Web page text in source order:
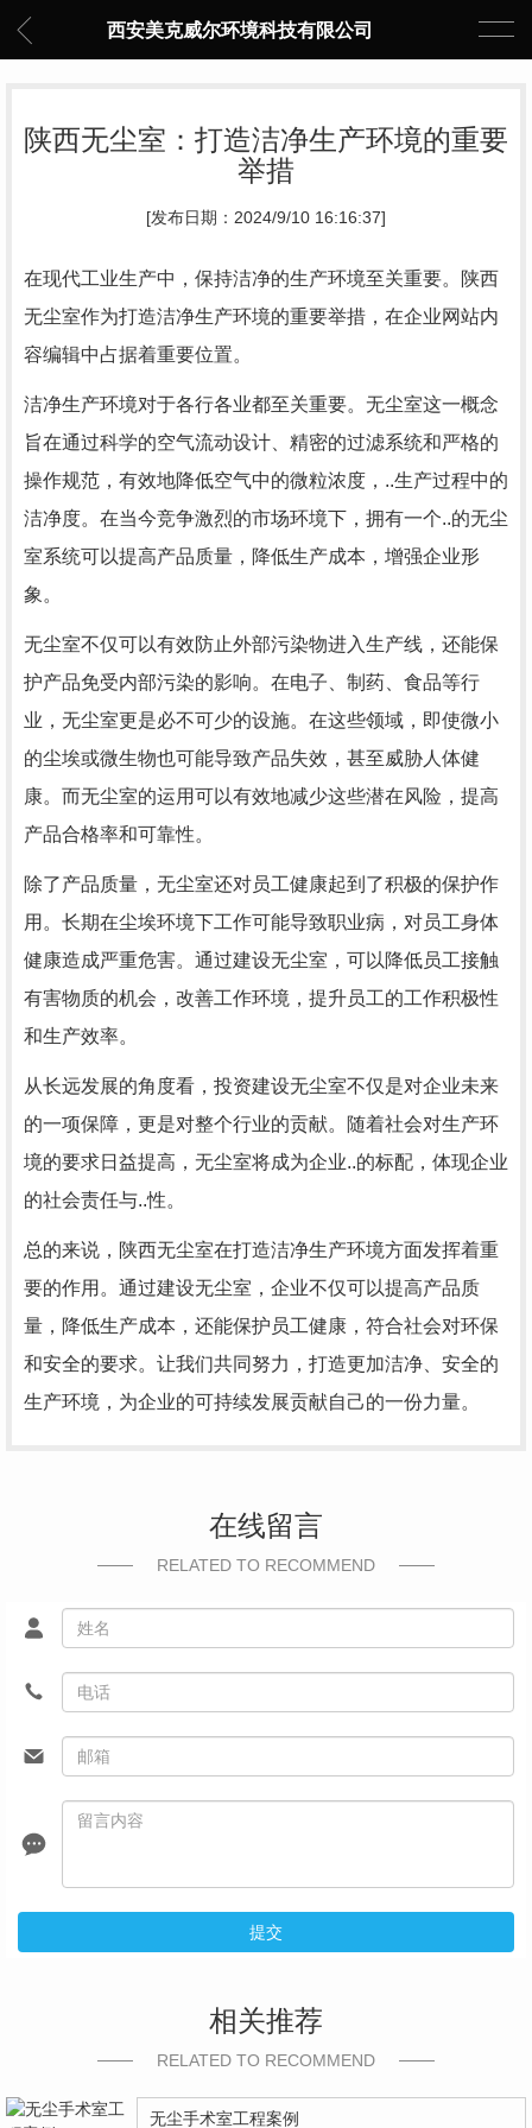
西安美克威尔环境科技有限公司
陕西无尘室：打造洁净生产环境的重要
举措
[发布日期：2024/9/10 16:16:37]
在现代工业生产中，保持洁净的生产环境至关重要。陕西
无尘室作为打造洁净生产环境的重要举措，在企业网站内
容编辑中占据着重要位置。
洁净生产环境对于各行各业都至关重要。无尘室这一概念
旨在通过科学的空气流动设计、精密的过滤系统和严格的
操作规范，有效地降低空气中的微粒浓度，..生产过程中的
洁净度。在当今竞争激烈的市场环境下，拥有一个..的无尘
室系统可以提高产品质量，降低生产成本，增强企业形
象。
无尘室不仅可以有效防止外部污染物进入生产线，还能保
护产品免受内部污染的影响。在电子、制药、食品等行
业，无尘室更是必不可少的设施。在这些领域，即使微小
的尘埃或微生物也可能导致产品失效，甚至威胁人体健
康。而无尘室的运用可以有效地减少这些潜在风险，提高
产品合格率和可靠性。
除了产品质量，无尘室还对员工健康起到了积极的保护作
用。长期在尘埃环境下工作可能导致职业病，对员工身体
健康造成严重危害。通过建设无尘室，可以降低员工接触
有害物质的机会，改善工作环境，提升员工的工作积极性
和生产效率。
从长远发展的角度看，投资建设无尘室不仅是对企业未来
的一项保障，更是对整个行业的贡献。随着社会对生产环
境的要求日益提高，无尘室将成为企业..的标配，体现企业
的社会责任与..性。
总的来说，陕西无尘室在打造洁净生产环境方面发挥着重
要的作用。通过建设无尘室，企业不仅可以提高产品质
量，降低生产成本，还能保护员工健康，符合社会对环保
和安全的要求。让我们共同努力，打造更加洁净、安全的
生产环境，为企业的可持续发展贡献自己的一份力量。
在线留言
RELATED TO RECOMMEND
提交
相关推荐
RELATED TO RECOMMEND
无尘手术室工程案例